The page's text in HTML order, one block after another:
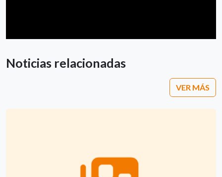
Noticias relacionadas
VER MÁS